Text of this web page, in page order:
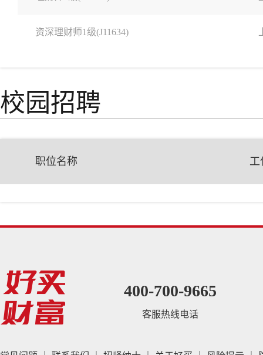
资深理财师1级(J11634)
校园招聘
职位名称 工
400-700-9665
客服热线电话